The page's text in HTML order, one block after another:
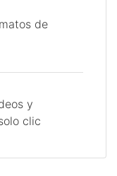
de
y
clic